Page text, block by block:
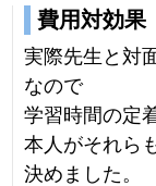
費用対効果
実際先生と対
なので
学習時間の定
本人がそれら
決めました。